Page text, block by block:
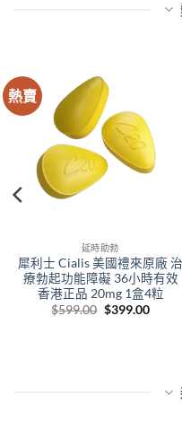
熱賣
延時助勃
犀利士 Cialis 美國禮來原廠 治
療勃起功能障礙 36小時有效
香港正品 20mg 1盒4粒
$599.00 Original
$399.00